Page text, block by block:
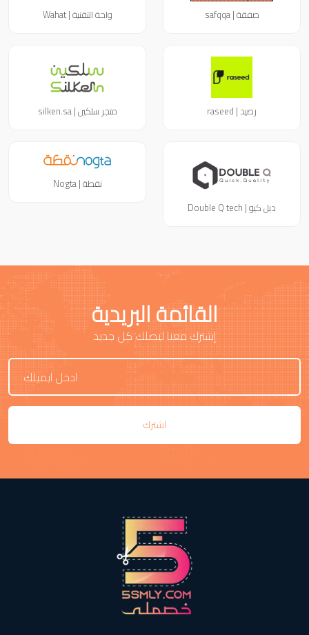
صفقة | safqqa واحة التقنية | Wahat
رصيد | raseed متجر سلكين | silken.sa
دبل كيو | Double Q tech
نقطة | Nogta
القائمة البريدية
إشترك معنا ليصلك كل جديد
اشترك